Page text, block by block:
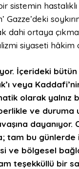
sistemin
Gazze’deki
ortaya
siyaseti hâkim
İçerideki
veya
olarak yalnız
ve duruma
dayanıyor.
tam bu günlerde
ve bölgesel
teşekküllü bir